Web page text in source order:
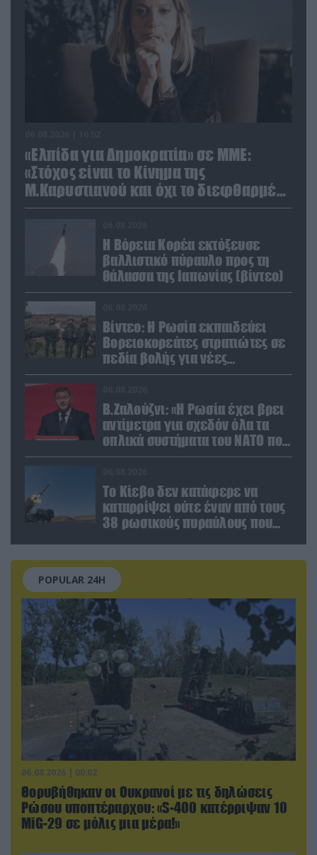
«Ελπίδα για Δημοκρατία» σε ΜΜΕ:
«Στόχος είναι το Κίνημα της
Μ.Καρυστιανού και όχι το διεφθαρμένο
σύστημα εξουσίας»
Η Βόρεια Κορέα εκτόξευσε
βαλλιστικό πύραυλο προς τη
θάλασσα της Ιαπωνίας (βίντεο)
Βίντεο: Η Ρωσία εκπαιδεύει
Βορειοκορεάτες στρατιώτες σε
πεδία βολής για νέες
επιχειρήσεις
Β.Ζαλούζνι: «Η Ρωσία έχει βρει
αντίμετρα για σχεδόν όλα τα
οπλικά συστήματα του ΝΑΤΟ που
χρησιμοποιεί η Ουκρανία»
Το Κίεβο δεν κατάφερε να
καταρρίψει ούτε έναν από τους
38 ρωσικούς πυραύλους που
POPULAR 24H
06.08.2026 | 00:02
Θορυβήθηκαν οι Ουκρανοί με τις δηλώσεις
Ρώσου υποπτέραρχου: «S-400 κατέρριψαν 10
MiG-29 σε μόλις μια μέρα!»